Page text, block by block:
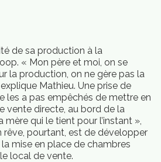
de sa production à la
« Mon père et moi, on se
la production, on ne gère pas la
Mathieu. Une prise de
les a pas empêchés de mettre en
vente directe, au bord de la
mère qui le tient pour l’instant »,
rêve, pourtant, est de développer
mise en place de chambres
local de vente.